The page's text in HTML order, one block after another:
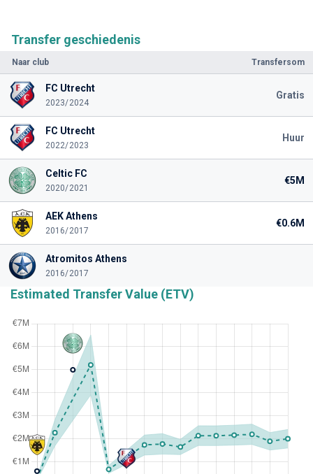
Transfer geschiedenis
Naar club Transfersom
FC Utrecht
2023/2024
Gratis
FC Utrecht
2022/2023
Huur
Celtic FC
2020/2021
€5M
AEK Athens
2016/2017
€0.6M
Atromitos Athens
2016/2017
Estimated Transfer Value (ETV)